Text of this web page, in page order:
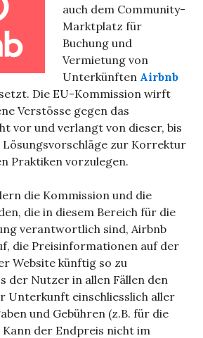
auch dem Community-
Marktplatz für
Buchung und
Vermietung von
Unterkünften Airbnb
Die EU-Kommission wirft
Verstösse gegen das
vor und verlangt von dieser, bis
Lösungsvorschläge zur Korrektur
Praktiken vorzulegen.
die Kommission und die
die in diesem Bereich für die
verantwortlich sind, Airbnb
die Preisinformationen auf der
Website künftig so zu
der Nutzer in allen Fällen den
Unterkunft einschliesslich aller
und Gebühren (z.B. für die
Kann der Endpreis nicht im